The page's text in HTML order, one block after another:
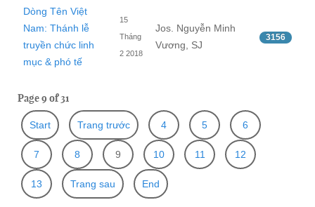
Dòng Tên Việt
Nam: Thánh lễ
truyền chức linh
mục & phó tế
15
Tháng
2 2018
Jos. Nguyễn Minh
Vương, SJ
3156
Page 9 of 31
Start Trang trước 4 5 6
7 8 9 10 11 12
13 Trang sau End